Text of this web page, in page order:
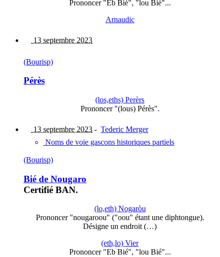
Prononcer "Eb Bié", "lou Bié"...
Arnaudic
13 septembre 2023
(Bourisp)
Pérès
(los,eths) Perèrs
Prononcer "(lous) Pérès".
13 septembre 2023 - Tederic Merger
Noms de voie gascons historiques partiels
(Bourisp)
Bié de Nougaro
Certifié BAN.
(lo,eth) Nogaròu
Prononcer "nougaroou" ("oou" étant une diphtongue).
Désigne un endroit (…)
(eth,lo) Vier
Prononcer "Eb Bié", "lou Bié"...